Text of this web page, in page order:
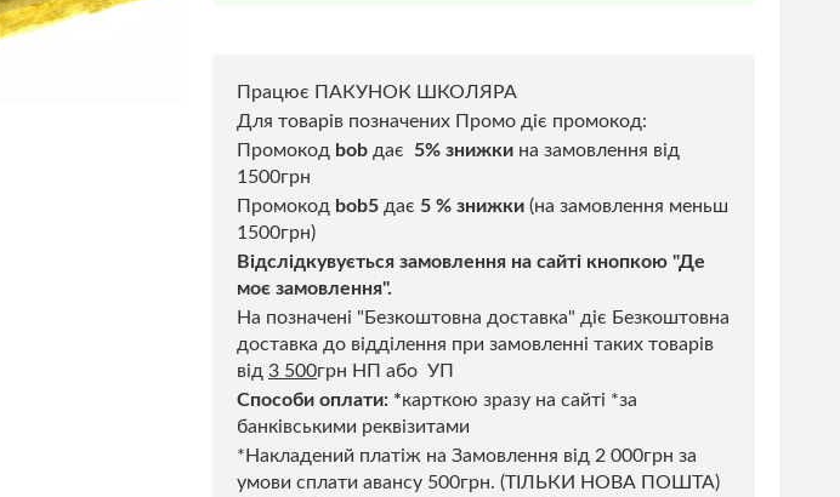
Працює ПАКУНОК ШКОЛЯРА
Для товарів позначених Промо діє промокод:
Промокод bob дає 5% знижки на замовлення від
1500грн
Промокод bob5 дає 5 % знижки (на замовлення меньш
1500грн)
Відслідкувується замовлення на сайті кнопкою "Де
моє замовлення".
На позначені "Безкоштовна доставка" діє Безкоштовна
доставка до відділення при замовленні таких товарів
від 3 500грн НП або УП
Способи оплати: *карткою зразу на сайті *за
банківськими реквізитами
*Накладений платіж на Замовлення від 2 000грн за
умови сплати авансу 500грн. (ТІЛЬКИ НОВА ПОШТА)